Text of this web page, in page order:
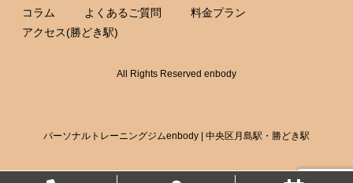
コラム
よくあるご質問
料金プラン
アクセス(勝どき駅)
All Rights Reserved enbody
パーソナルトレーニングジムenbody | 中央区月島駅・勝どき駅